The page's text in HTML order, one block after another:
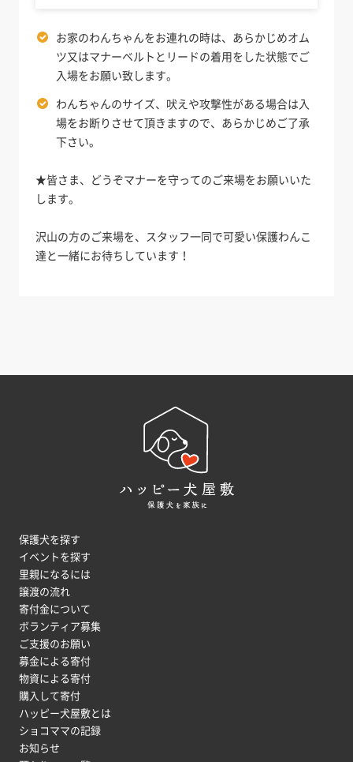
お家のわんちゃんをお連れの時は、あらかじめオム
ツ又はマナーベルトとリードの着用をした状態でご
入場をお願い致します。
わんちゃんのサイズ、吠えや攻撃性がある場合は入
場をお断りさせて頂きますので、あらかじめご了承
下さい。
★皆さま、どうぞマナーを守ってのご来場をお願いいた
します。
沢山の方のご来場を、スタッフ一同で可愛い保護わんこ
達と一緒にお待ちしています！
保護犬を探す
イベントを探す
里親になるには
譲渡の流れ
寄付金について
ボランティア募集
ご支援のお願い
募金による寄付
物資による寄付
購入して寄付
ハッピー犬屋敷とは
ショコママの記録
お知らせ